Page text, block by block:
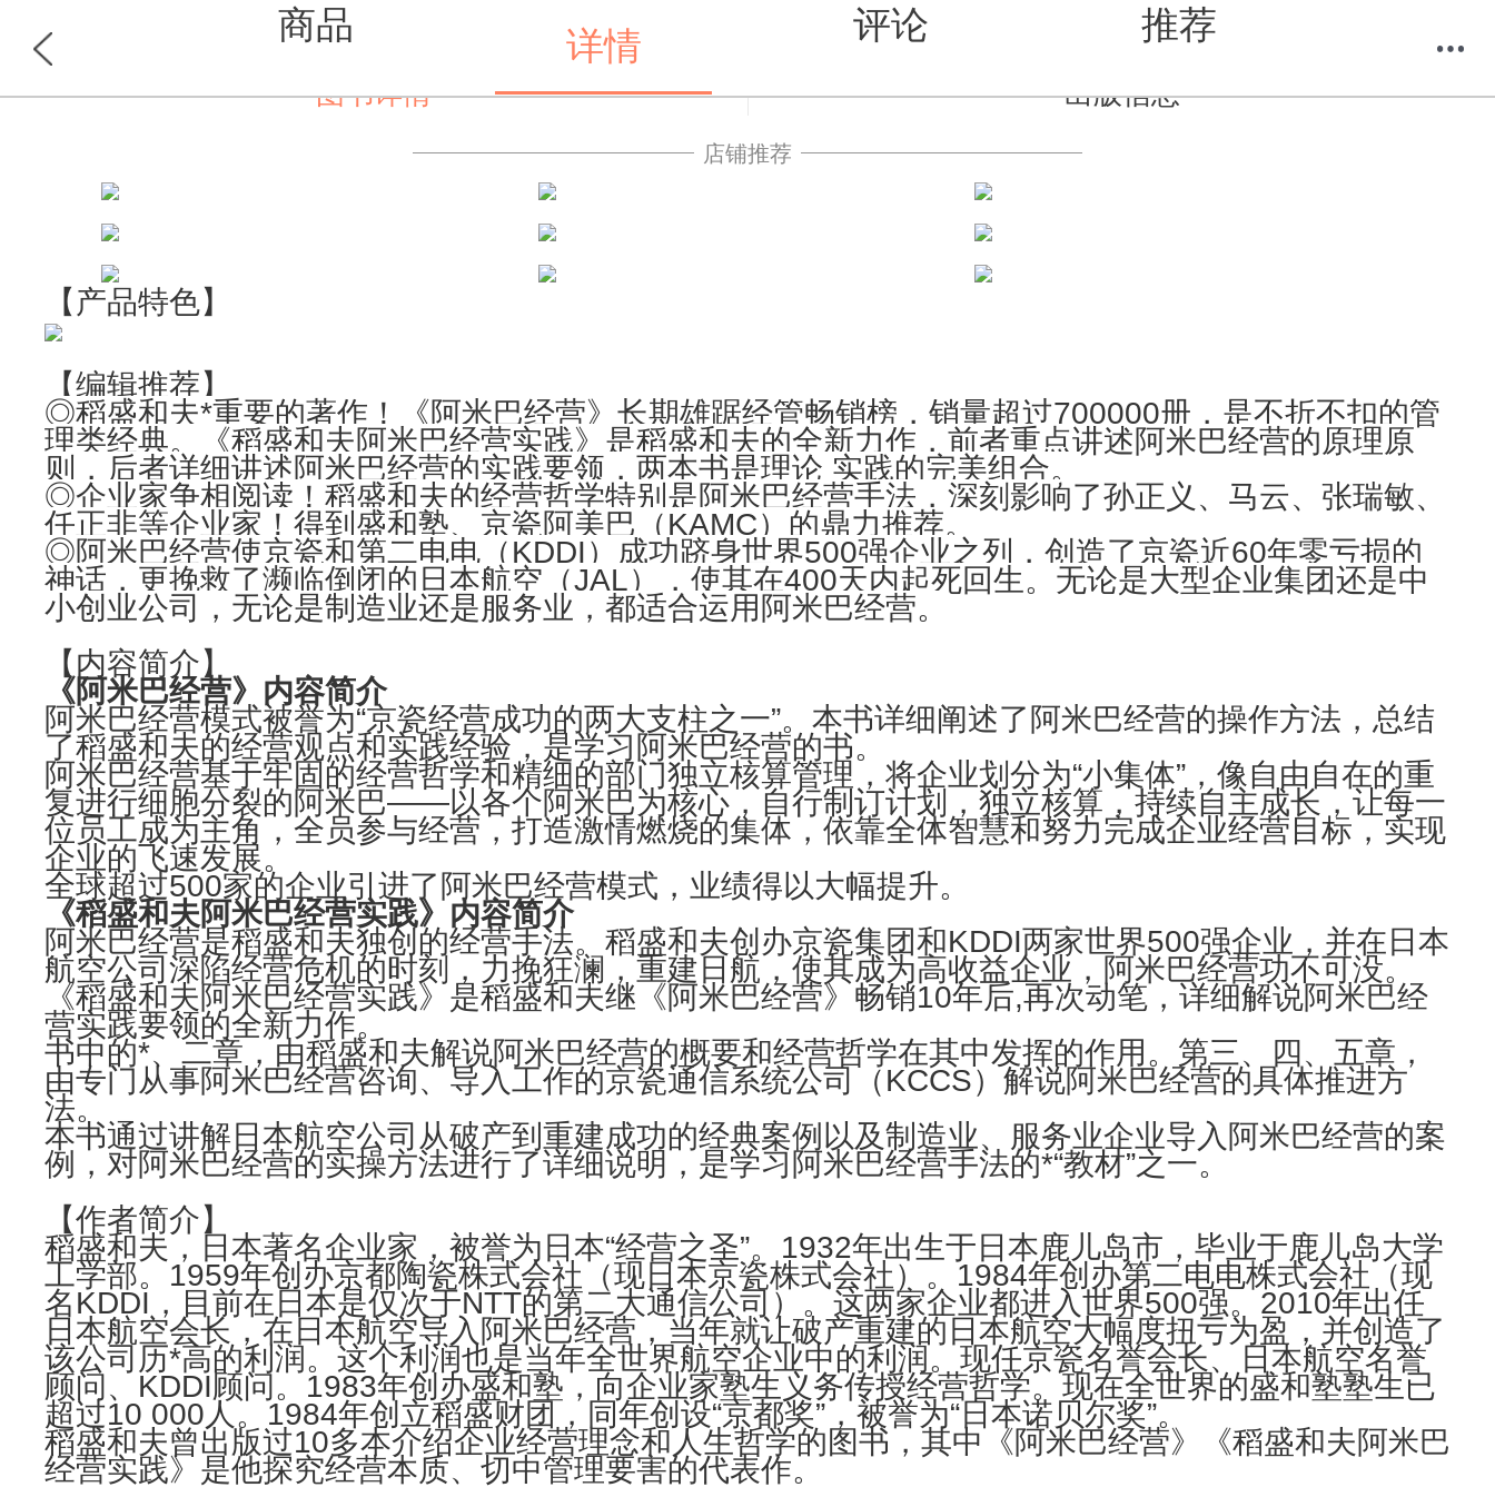
商品 详情 评论 推荐
图书详情 出版信息
店铺推荐
【产品特色】
【编辑推荐】
◎稻盛和夫*重要的著作！《阿米巴经营》长期雄踞经管畅销榜，销量超过700000册，是不折不扣的管
理类经典。《稻盛和夫阿米巴经营实践》是稻盛和夫的全新力作，前者重点讲述阿米巴经营的原理原
则，后者详细讲述阿米巴经营的实践要领，两本书是理论 实践的完美组合。
◎企业家争相阅读！稻盛和夫的经营哲学特别是阿米巴经营手法，深刻影响了孙正义、马云、张瑞敏、
任正非等企业家！得到盛和塾、京瓷阿美巴（KAMC）的鼎力推荐。
◎阿米巴经营使京瓷和第二电电（KDDI）成功跻身世界500强企业之列，创造了京瓷近60年零亏损的
神话，更挽救了濒临倒闭的日本航空（JAL），使其在400天内起死回生。无论是大型企业集团还是中
小创业公司，无论是制造业还是服务业，都适合运用阿米巴经营。
【内容简介】
《阿米巴经营》内容简介
阿米巴经营模式被誉为“京瓷经营成功的两大支柱之一”。本书详细阐述了阿米巴经营的操作方法，总结
了稻盛和夫的经营观点和实践经验，是学习阿米巴经营的书。
阿米巴经营基于牢固的经营哲学和精细的部门独立核算管理，将企业划分为“小集体”，像自由自在的重
复进行细胞分裂的阿米巴——以各个阿米巴为核心，自行制订计划，独立核算，持续自主成长，让每一
位员工成为主角，全员参与经营，打造激情燃烧的集体，依靠全体智慧和努力完成企业经营目标，实现
企业的飞速发展。
全球超过500家的企业引进了阿米巴经营模式，业绩得以大幅提升。
《稻盛和夫阿米巴经营实践》内容简介
阿米巴经营是稻盛和夫独创的经营手法。稻盛和夫创办京瓷集团和KDDI两家世界500强企业，并在日本
航空公司深陷经营危机的时刻，力挽狂澜，重建日航，使其成为高收益企业，阿米巴经营功不可没。
《稻盛和夫阿米巴经营实践》是稻盛和夫继《阿米巴经营》畅销10年后,再次动笔，详细解说阿米巴经
营实践要领的全新力作。
书中的*、二章，由稻盛和夫解说阿米巴经营的概要和经营哲学在其中发挥的作用。第三、四、五章，
由专门从事阿米巴经营咨询、导入工作的京瓷通信系统公司（KCCS）解说阿米巴经营的具体推进方
法。
本书通过讲解日本航空公司从破产到重建成功的经典案例以及制造业、服务业企业导入阿米巴经营的案
例，对阿米巴经营的实操方法进行了详细说明，是学习阿米巴经营手法的*“教材”之一。
【作者简介】
稻盛和夫，日本著名企业家，被誉为日本“经营之圣”。1932年出生于日本鹿儿岛市，毕业于鹿儿岛大学
工学部。1959年创办京都陶瓷株式会社（现日本京瓷株式会社）。1984年创办第二电电株式会社（现
名KDDI，目前在日本是仅次于NTT的第二大通信公司）。这两家企业都进入世界500强。2010年出任
日本航空会长，在日本航空导入阿米巴经营，当年就让破产重建的日本航空大幅度扭亏为盈，并创造了
该公司历*高的利润。这个利润也是当年全世界航空企业中的利润。现任京瓷名誉会长、日本航空名誉
顾问、KDDI顾问。1983年创办盛和塾，向企业家塾生义务传授经营哲学。现在全世界的盛和塾塾生已
超过10 000人。1984年创立稻盛财团，同年创设“京都奖”，被誉为“日本诺贝尔奖”。
稻盛和夫曾出版过10多本介绍企业经营理念和人生哲学的图书，其中《阿米巴经营》《稻盛和夫阿米巴
经营实践》是他探究经营本质、切中管理要害的代表作。